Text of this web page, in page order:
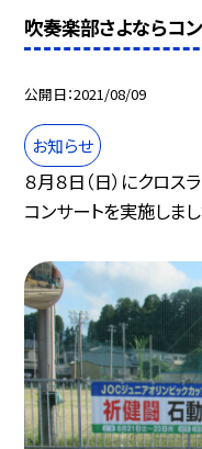
吹奏楽部さよならコ
公開日 2021/08/09
お知らせ
８月８日（日）にクロ
コンサートを実施しま